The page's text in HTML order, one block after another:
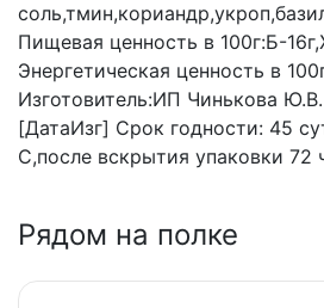
Пищевая ценность в 100г:Б-
Энергетическая ценность в
Изготовитель:ИП Чинькова
[ДатаИзг] Срок годности: 45
С,после вскрытия упаковки
Рядом на полке